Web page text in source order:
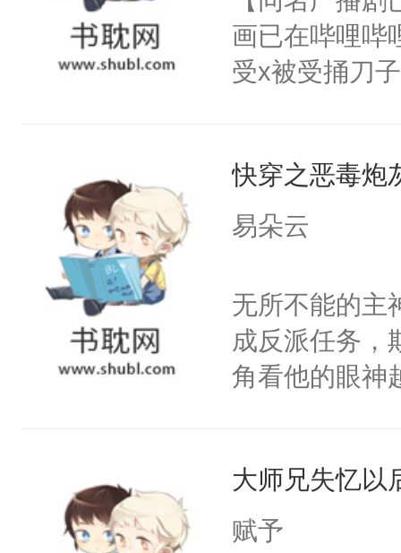
画已在哔哩哔
受x被受捅刀
病，一个个的
上了还是无动
间变脸背叛他
的恶事他都对
一个权力滔天
右男主又报复
他说：【您
年，存活下来
再说一遍。】
快穿之恶毒炮
易朵云
无所不能的主
成反派任务，
角看他的眼
后，竟然是
拥住了日思夜
大师兄失忆以
赋予